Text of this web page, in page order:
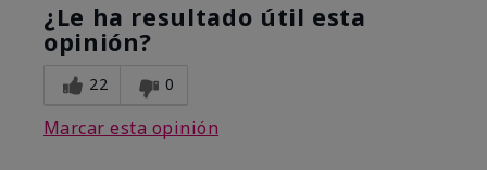
¿Le ha resultado útil esta
opinión?
22 0
Marcar esta opinión